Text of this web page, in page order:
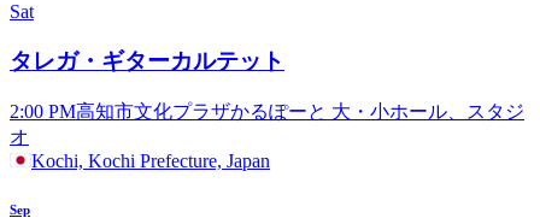
Sat
タレガ・ギターカルテット
2:00 PM高知市文化プラザかるぽーと 大・小ホール、スタジ
オ
Kochi, Kochi Prefecture, Japan
Sep